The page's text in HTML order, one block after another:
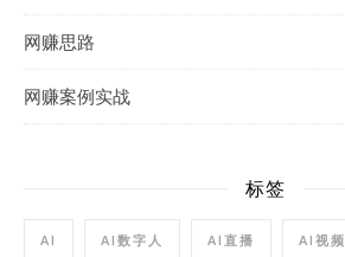
网赚思路
网赚案例实战
标签
AI AI数字人 AI直播 AI视频